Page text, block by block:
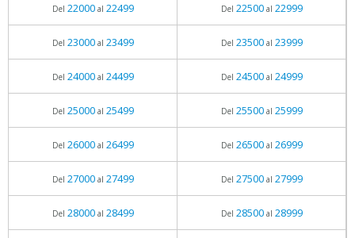
Del 22000al 22499 Del 22500al 22999
Del 23000al 23499 Del 23500al 23999
Del 24000al 24499 Del 24500al 24999
Del 25000al 25499 Del 25500al 25999
Del 26000al 26499 Del 26500al 26999
Del 27000al 27499 Del 27500al 27999
Del 28000al 28499 Del 28500al 28999